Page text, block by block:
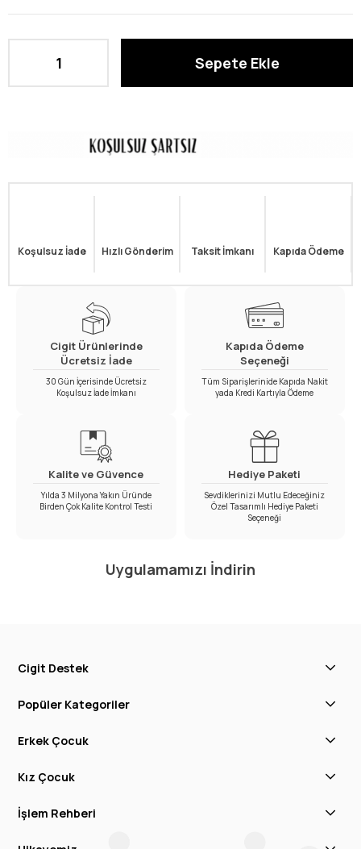
Koşulsuz İade Hızlı Gönderim Taksit İmkanı Kapıda Ödeme
Cigit Ürünlerinde
Ücretsiz İade
30 Gün İçerisinde Ücretsiz
Koşulsuz İade İmkanı
Kapıda Ödeme
Seçeneği
Tüm Siparişlerinide Kapıda Nakit
yada Kredi Kartıyla Ödeme
Kalite ve Güvence
Yılda 3 Milyona Yakın Üründe
Birden Çok Kalite Kontrol Testi
Hediye Paketi
Sevdiklerinizi Mutlu Edeceğiniz
Özel Tasarımlı Hediye Paketi
Seçeneği
Uygulamamızı İndirin
Cigit Destek
Popüler Kategoriler
Erkek Çocuk
Kız Çocuk
İşlem Rehberi